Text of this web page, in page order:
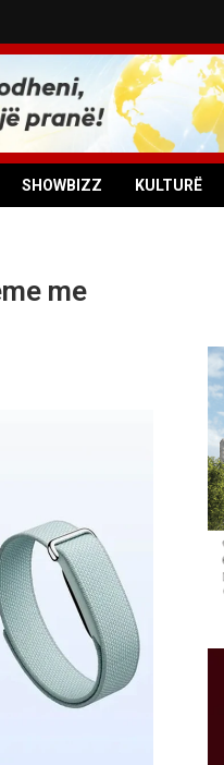
SHOWBIZZ KULTURË
me